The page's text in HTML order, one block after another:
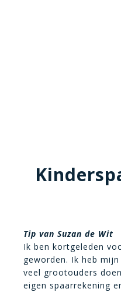
Tip van Suzan de Wit
Ik ben kortgeleden
geworden. Ik heb
veel grootouders
eigen spaarrekening